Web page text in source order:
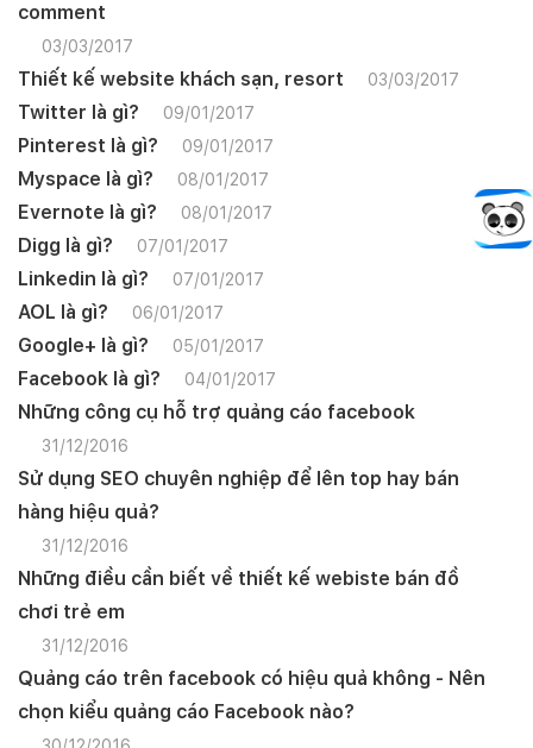
comment
03/03/2017
Thiết kế website khách sạn, resort 03/03/2017
Twitter là gì? 09/01/2017
Pinterest là gì? 09/01/2017
Myspace là gì? 08/01/2017
Evernote là gì? 08/01/2017
Digg là gì? 07/01/2017
Linkedin là gì? 07/01/2017
AOL là gì? 06/01/2017
Google+ là gì? 05/01/2017
Facebook là gì? 04/01/2017
Những công cụ hỗ trợ quảng cáo facebook
31/12/2016
Sử dụng SEO chuyên nghiệp để lên top hay bán
hàng hiệu quả?
31/12/2016
Những điều cần biết về thiết kế webiste bán đồ
chơi trẻ em
31/12/2016
Quảng cáo trên facebook có hiệu quả không - Nên
chọn kiểu quảng cáo Facebook nào?